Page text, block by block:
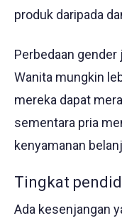
produk daripada
Perbedaan
Wanita mungkin
mereka dapat
sementara pria
kenyamanan
Tingkat
Ada kesenjangan